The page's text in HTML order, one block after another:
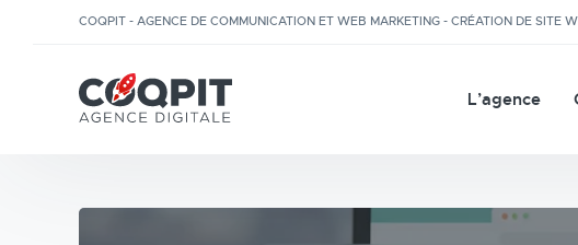
COQPIT - AGENCE DE COMMUNICATION ET WEB MARKETING - CRÉATION DE SITE
L’agence